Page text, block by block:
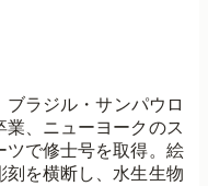
ブラジル・サンパウロ
、ニューヨークのス
ツで修士号を取得。絵
刻を横断し、水生生物